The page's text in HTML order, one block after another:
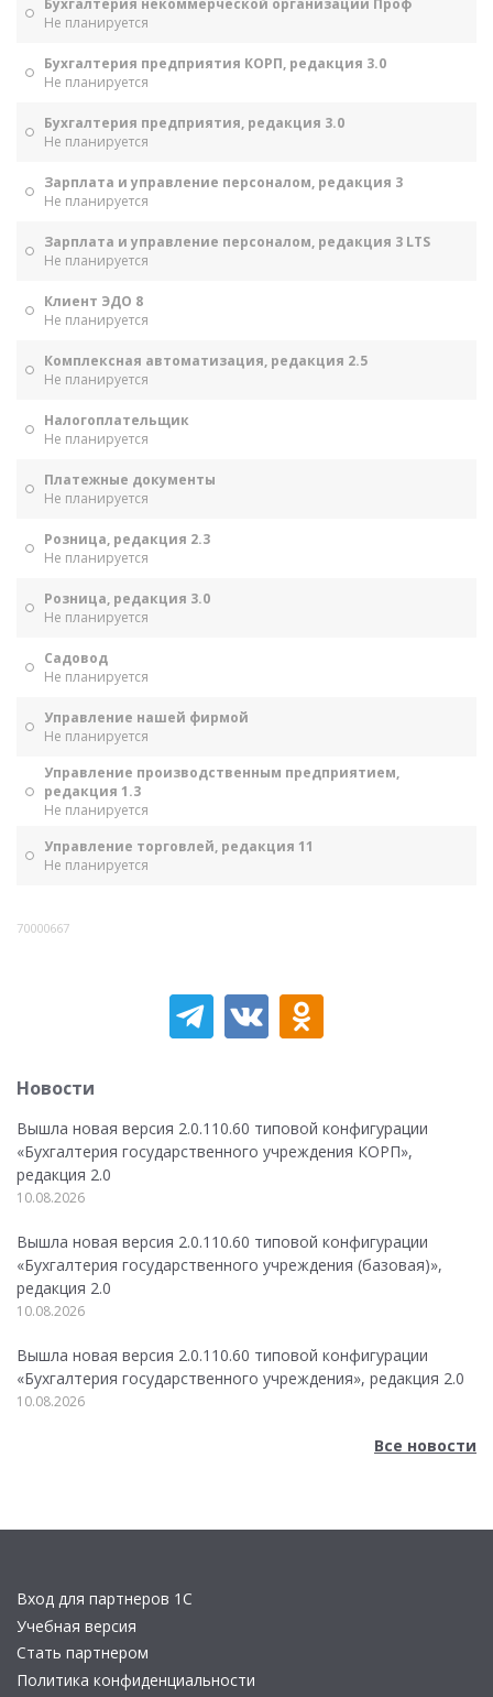
Бухгалтерия некоммерческой организации Проф
Не планируется
Бухгалтерия предприятия КОРП, редакция 3.0
Не планируется
Бухгалтерия предприятия, редакция 3.0
Не планируется
Зарплата и управление персоналом, редакция 3
Не планируется
Зарплата и управление персоналом, редакция 3 LTS
Не планируется
Клиент ЭДО 8
Не планируется
Комплексная автоматизация, редакция 2.5
Не планируется
Налогоплательщик
Не планируется
Платежные документы
Не планируется
Розница, редакция 2.3
Не планируется
Розница, редакция 3.0
Не планируется
Садовод
Не планируется
Управление нашей фирмой
Не планируется
Управление производственным предприятием,
редакция 1.3
Не планируется
Управление торговлей, редакция 11
Не планируется
70000667
Новости
Вышла новая версия 2.0.110.60 типовой конфигурации
«Бухгалтерия государственного учреждения КОРП»,
редакция 2.0
10.08.2026
Вышла новая версия 2.0.110.60 типовой конфигурации
«Бухгалтерия государственного учреждения (базовая)»,
редакция 2.0
10.08.2026
Вышла новая версия 2.0.110.60 типовой конфигурации
«Бухгалтерия государственного учреждения», редакция 2.0
10.08.2026
Все новости
Вход для партнеров 1С
Учебная версия
Стать партнером
Политика конфиденциальности